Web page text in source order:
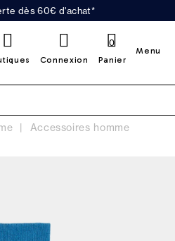
dès 60€ d'achat*
Connexion Panier
0
Menu
Accessoires homme